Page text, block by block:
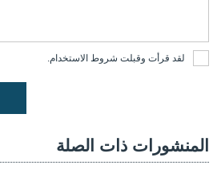
لقد قرأت وقبلت شروط الاستخدام.
المنشورات ذات الصلة